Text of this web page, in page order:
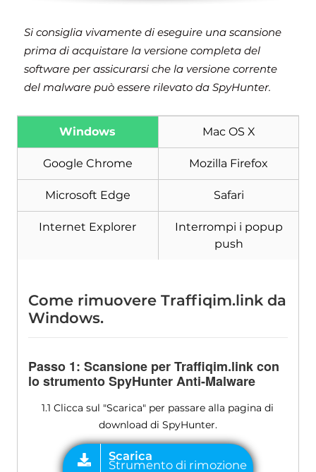
Si consiglia vivamente di eseguire una scansione
prima di acquistare la versione completa del
software per assicurarsi che la versione corrente
del malware può essere rilevato da SpyHunter.
Windows Mac OS X
Google Chrome Mozilla Firefox
Microsoft Edge Safari
Internet Explorer
Interrompi i popup
push
Come rimuovere Traffiqim.link da
Windows.
Passo 1: Scansione per Traffiqim.link con
lo strumento SpyHunter Anti-Malware
1.1 Clicca sul "Scarica" per passare alla pagina di
download di SpyHunter.